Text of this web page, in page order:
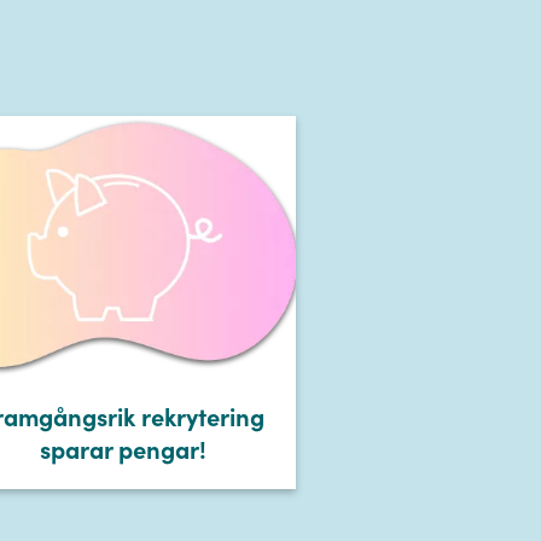
rekrytering
sparar pengar!